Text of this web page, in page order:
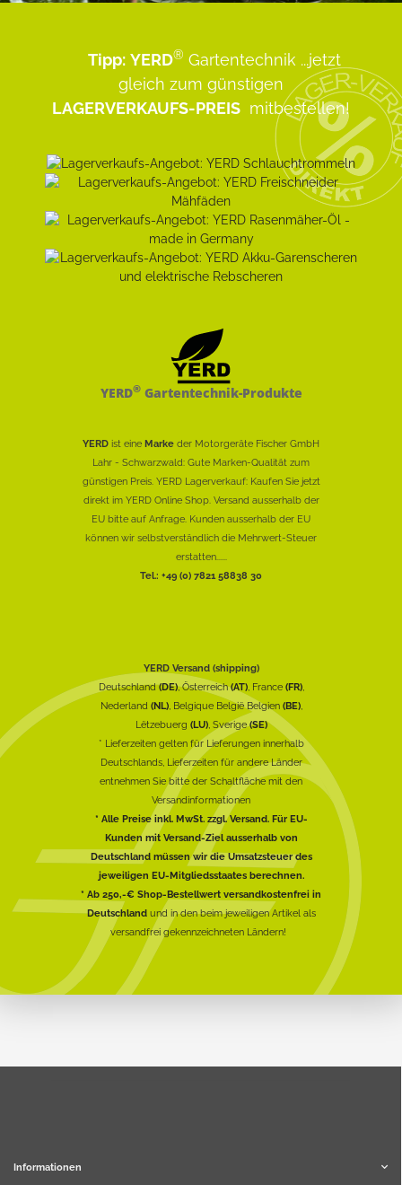
Tipp: YERD® Gartentechnik ...jetzt
gleich zum günstigen
LAGERVERKAUFS-PREIS mitbestellen!
YERD®Gartentechnik-Produkte
YERD ist eine Marke der Motorgeräte Fischer GmbH
Lahr - Schwarzwald: Gute Marken-Qualität zum
günstigen Preis. YERD Lagerverkauf: Kaufen Sie jetzt
direkt im YERD Online Shop. Versand ausserhalb der
EU bitte auf Anfrage. Kunden ausserhalb der EU
können wir selbstverständlich die Mehrwert-Steuer
erstatten......
Tel.: +49 (0) 7821 58838 30
YERD Versand (shipping)
Deutschland(DE), Österreich(AT), France (FR),
Nederland (NL), Belgique België Belgien (BE),
Lëtzebuerg (LU), Sverige(SE)
* Lieferzeiten gelten für Lieferungen innerhalb
Deutschlands, Lieferzeiten für andere Länder
entnehmen Sie bitte der Schaltfläche mit den
Versandinformationen
* Alle Preise inkl. MwSt. zzgl. Versand. Für EU-
Kunden mit Versand-Ziel ausserhalb von
Deutschland müssen wir die Umsatzsteuer des
jeweiligen EU-Mitgliedsstaates berechnen.
* Ab 250,-€ Shop-Bestellwert versandkostenfrei in
Deutschlandund in den beim jeweiligen Artikel als
versandfrei gekennzeichneten Ländern!
Informationen